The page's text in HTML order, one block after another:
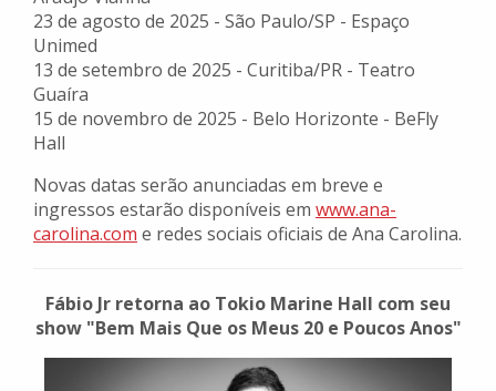
23 de agosto de 2025 - São Paulo/SP - Espaço
Unimed
13 de setembro de 2025 - Curitiba/PR - Teatro
Guaíra
15 de novembro de 2025 - Belo Horizonte - BeFly
Hall
Novas datas serão anunciadas em breve e
ingressos estarão disponíveis em www.ana-
carolina.com e redes sociais oficiais de Ana Carolina.
Fábio Jr retorna ao Tokio Marine Hall com seu
show "Bem Mais Que os Meus 20 e Poucos Anos"